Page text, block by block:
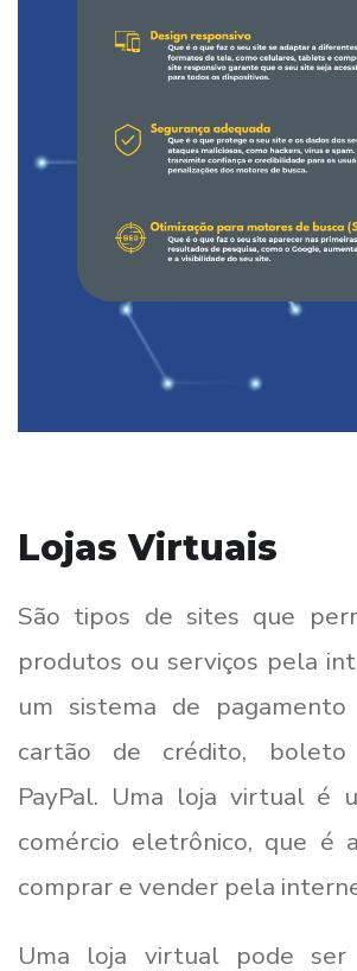
Lojas Virtuais
São tipos de sites que
produtos ou serviços pela
um sistema de pagamento
cartão de crédito, boleto
PayPal. Uma loja virtual é
comércio eletrônico, que é
comprar e vender pela
Uma loja virtual pode ser